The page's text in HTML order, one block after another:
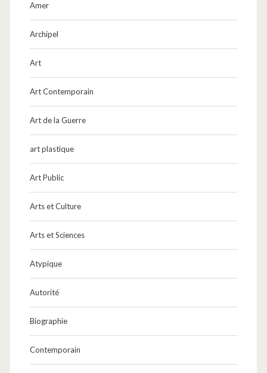
Amer
Archipel
Art
Art Contemporain
Art de la Guerre
art plastique
Art Public
Arts et Culture
Arts et Sciences
Atypique
Autorité
Biographie
Contemporain